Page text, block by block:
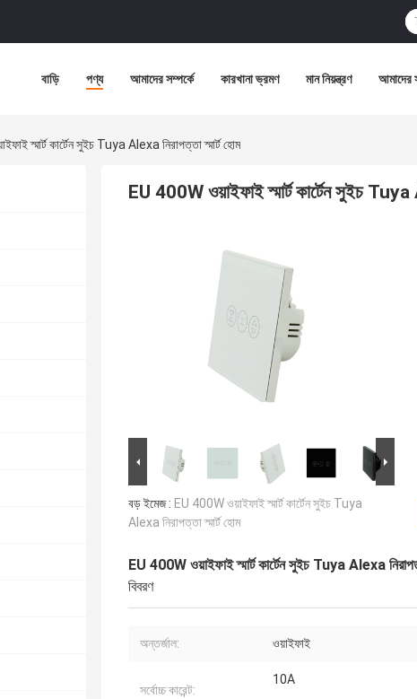
বাড়ি পণ্য আমাদের সম্পর্কে কারখানা ভ্রমণ মান নিয়ন্ত্রণ আমাদের
স্মার্ট কার্টেন সুইচ Tuya Alexa নিরাপত্তা স্মার্ট হোম
EU 400W ওয়াইফাই স্মার্ট কার্টেন সুইচ Tuya
বড় ইমেজ : EU 400W ওয়াইফাই স্মার্ট কার্টেন সুইচ Tuya
Alexa নিরাপত্তা স্মার্ট হোম
EU 400W ওয়াইফাই স্মার্ট কার্টেন সুইচ Tuya Alexa
বিবরণ
অন্তর্জাল: ওয়াইফাই
সর্বোচ্চ কারেন্ট:
10A